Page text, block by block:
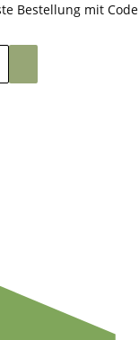
Bestellung mit Code